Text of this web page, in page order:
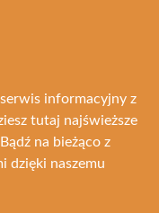
informacyjny z
tutaj najświeższe
na bieżąco z
dzięki naszemu